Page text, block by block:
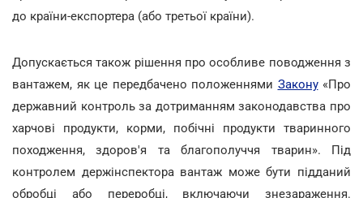
до країни-експортера (або третьої країни).
Допускається також рішення про особливе поводження з
вантажем, як це передбачено положеннями Закону«Про
державний контроль за дотриманням законодавства про
харчові продукти, корми, побічні продукти тваринного
походження, здоров'я та благополуччя тварин». Під
контролем держінспектора вантаж може бути підданий
обробці або переробці, включаючи знезараження.